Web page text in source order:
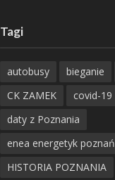
Tagi
autobusy bieganie
CK ZAMEK
covid-19
daty z Poznania
enea energetyk poznań
HISTORIA POZNANIA